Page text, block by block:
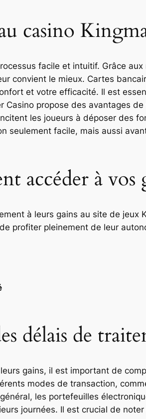
casino
facile et intuitif. Grâce
convient le mieux. Cartes
et votre efficacité. Il est
Casino propose des avantages
les joueurs à déposer des
seulement facile, mais aussi
accéder à vos
à leurs gains au site de jeux
profiter pleinement de leur
délais de
gains, il est important de
modes de transaction,
les portefeuilles
journées. Il est crucial de